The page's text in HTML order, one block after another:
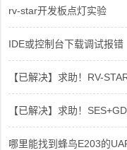
rv-star开发板点灯实验
IDE或控制台下载调试报错
【已解决】求助！RV-
【已解决】求助！
哪里能找到蜂鸟E203的